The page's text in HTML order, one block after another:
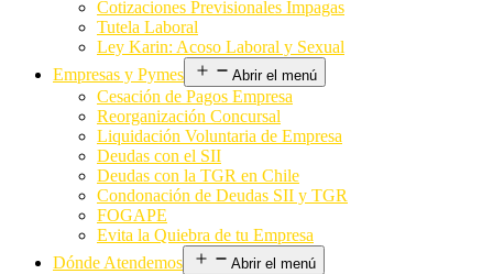
Cotizaciones Previsionales Impagas
Tutela Laboral
Ley Karin: Acoso Laboral y Sexual
Empresas y Pymes
Abrir el menú
Cesación de Pagos Empresa
Reorganización Concursal
Liquidación Voluntaria de Empresa
Deudas con el SII
Deudas con la TGR en Chile
Condonación de Deudas SII y TGR
FOGAPE
Evita la Quiebra de tu Empresa
Dónde Atendemos
Abrir el menú